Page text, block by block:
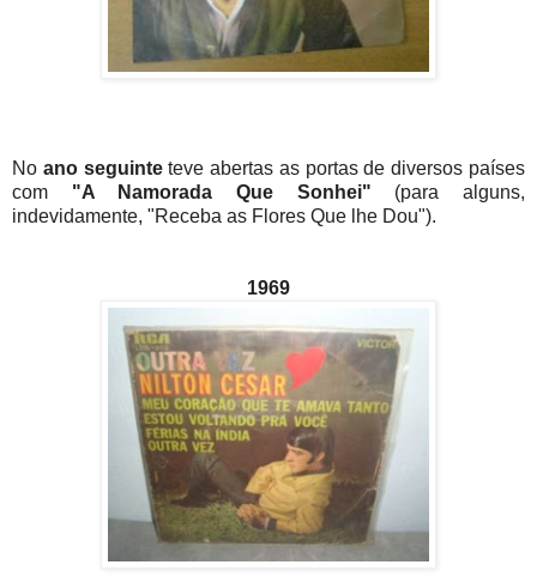
No ano seguinteteve abertas as portas de diversos países
com "A Namorada Que Sonhei" (para alguns,
indevidamente, "Receba as Flores Que lhe Dou").
1969